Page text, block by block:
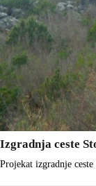
Izgradnja ceste
Projekat izgradnje